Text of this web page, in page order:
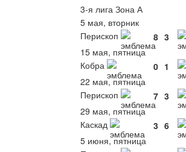
3-я лига Зона А
5 мая, вторник
Перископ
8 3
15 мая, пятница
Кобра
0 1
22 мая, пятница
Перископ
7 3
29 мая, пятница
Каскад
3 6
5 июня, пятница